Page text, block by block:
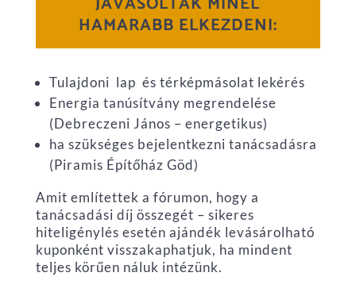
HAMARABB ELKEZDENI:
Tulajdoni lap és térképmásolat lekérés
Energia tanúsítvány megrendelése
(Debreczeni János – energetikus)
ha szükséges bejelentkezni tanácsadásra
(Piramis Építőház Göd)
Amit említettek a fórumon, hogy a
tanácsadási díj összegét – sikeres
hiteligénylés esetén ajándék levásárolható
kuponként visszakaphatjuk, ha mindent
teljes körűen náluk intézünk.